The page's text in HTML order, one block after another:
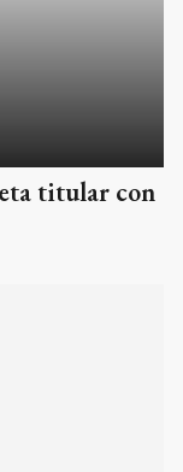
titular con